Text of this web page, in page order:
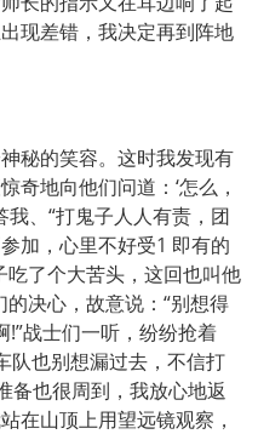
现差错，我决定再到阵地
秘的笑容。这时我发现有
奇地向他们问道：‘怎么，
、“打鬼子人人有责，团
加，心里不好受1 即有的
吃了个大苦头，这回也叫他
决心，故意说：“别想得
战士们一听，纷纷抢着
队也别想漏过去，不信打
备也很周到，我放心地返
在山顶上用望远镜观察，